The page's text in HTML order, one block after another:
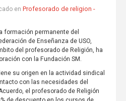
en Profesorado de religion -
formación permanente del
de Enseñanza de USO,
del profesorado de Religión, ha
con la Fundación SM.
su origen en la actividad sindical
con las necesidades del
el profesorado de Religión